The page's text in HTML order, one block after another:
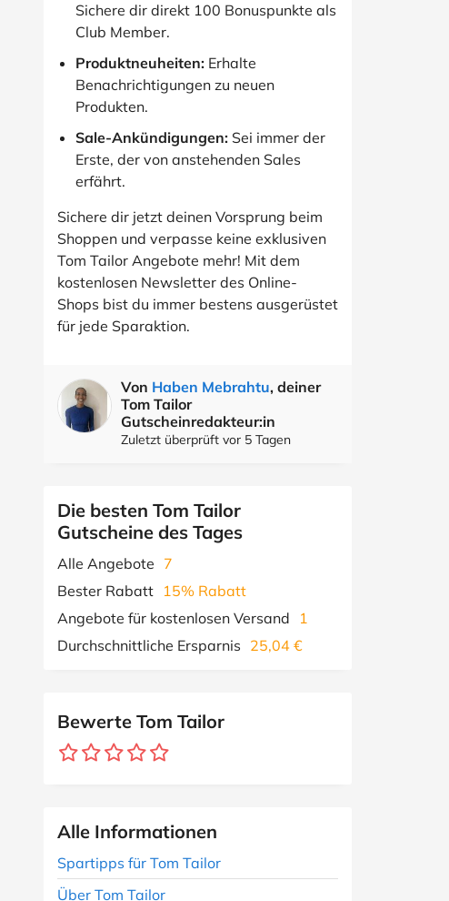
Sichere dir direkt 100 Bonuspunkte als
Club Member.
Produktneuheiten: Erhalte
Benachrichtigungen zu neuen
Produkten.
Sale-Ankündigungen: Sei immer der
Erste, der von anstehenden Sales
erfährt.
Sichere dir jetzt deinen Vorsprung beim
Shoppen und verpasse keine exklusiven
Tom Tailor Angebote mehr! Mit dem
kostenlosen Newsletter des Online-
Shops bist du immer bestens ausgerüstet
für jede Sparaktion.
Von Haben Mebrahtu, deiner
Tom Tailor
Gutscheinredakteur:in
Zuletzt überprüft vor 5 Tagen
Die besten Tom Tailor
Gutscheine des Tages
Alle Angebote 7
Bester Rabatt 15% Rabatt
Angebote für kostenlosen Versand
1
Durchschnittliche Ersparnis 25,04 €
Bewerte Tom Tailor
Alle Informationen
Spartipps für Tom Tailor
Über Tom Tailor